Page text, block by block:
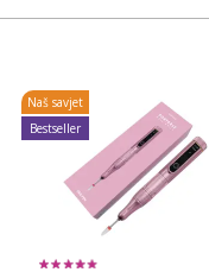
Naš savjet
Bestseller